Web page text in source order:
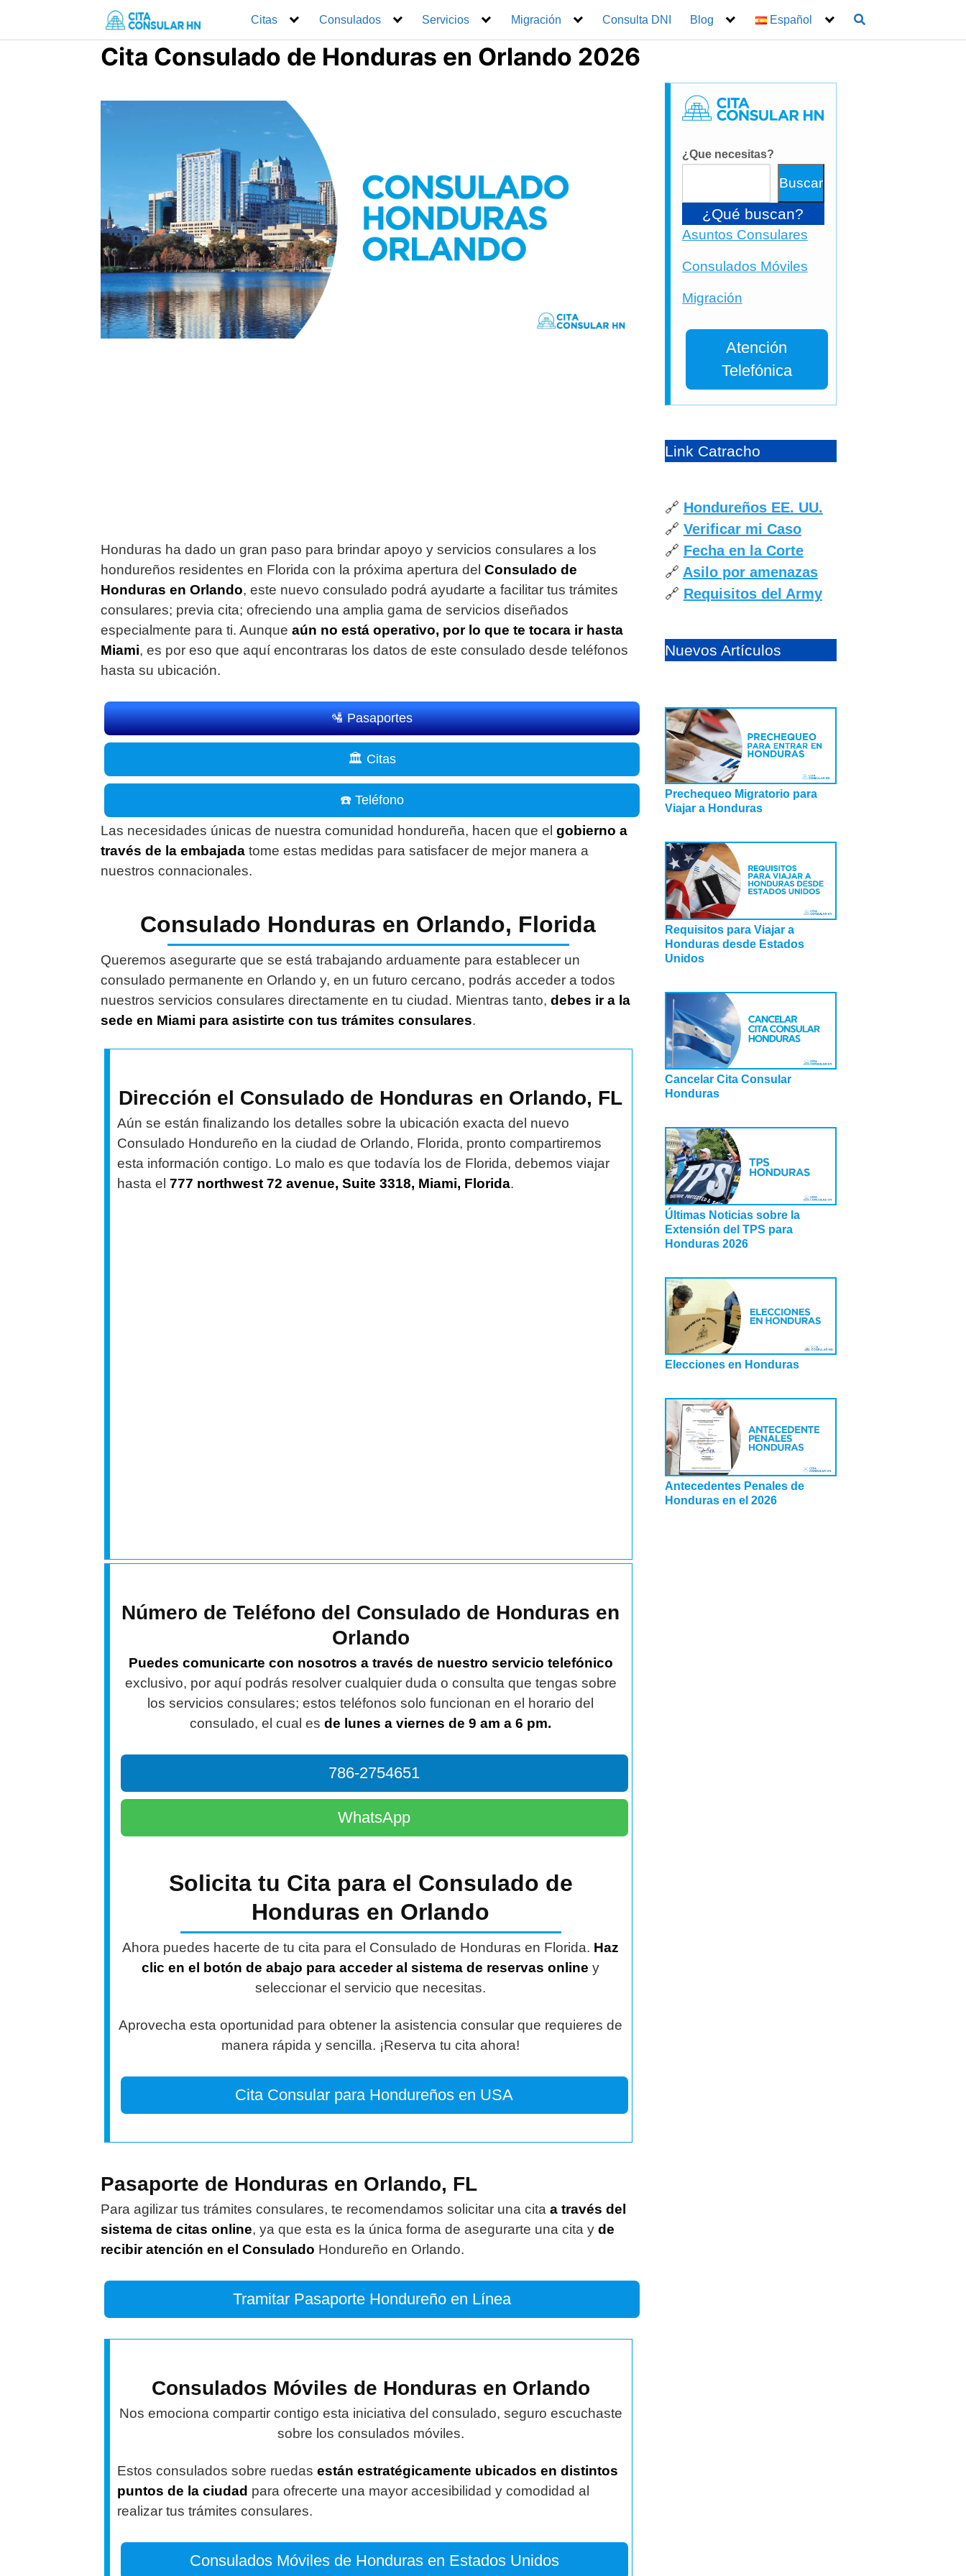
contenido
Citas Consulados Servicios Migración Consulta DNI Blog Español
Cita Consulado de Honduras en Orlando 2026
Honduras ha dado un gran paso para brindar apoyo y servicios consulares a los
hondureños residentes en Florida con la próxima apertura del Consulado de
Honduras en Orlando, este nuevo consulado podrá ayudarte a facilitar tus trámites
consulares; previa cita; ofreciendo una amplia gama de servicios diseñados
especialmente para ti. Aunque aún no está operativo, por lo que te tocara ir hasta
Miami, es por eso que aquí encontraras los datos de este consulado desde teléfonos
hasta su ubicación.
🛂 Pasaportes
🏛️ Citas
☎️ Teléfono
Las necesidades únicas de nuestra comunidad hondureña, hacen que el gobierno a
través de la embajada tome estas medidas para satisfacer de mejor manera a
nuestros connacionales.
Consulado Honduras en Orlando, Florida
Queremos asegurarte que se está trabajando arduamente para establecer un
consulado permanente en Orlando y, en un futuro cercano, podrás acceder a todos
nuestros servicios consulares directamente en tu ciudad. Mientras tanto, debes ir a la
sede en Miami para asistirte con tus trámites consulares.
Dirección el Consulado de Honduras en Orlando, FL
Aún se están finalizando los detalles sobre la ubicación exacta del nuevo
Consulado Hondureño en la ciudad de Orlando, Florida, pronto compartiremos
esta información contigo. Lo malo es que todavía los de Florida, debemos viajar
hasta el 777 northwest 72 avenue, Suite 3318, Miami, Florida.
Número de Teléfono del Consulado de Honduras en
Orlando
Puedes comunicarte con nosotros a través de nuestro servicio telefónico
exclusivo, por aquí podrás resolver cualquier duda o consulta que tengas sobre
los servicios consulares; estos teléfonos solo funcionan en el horario del
consulado, el cual esde lunes a viernes de 9 am a 6 pm.
786-2754651
WhatsApp
Solicita tu Cita para el Consulado de
Honduras en Orlando
Ahora puedes hacerte de tu cita para el Consulado de Honduras en Florida. Haz
clic en el botón de abajo para acceder al sistema de reservas online y
seleccionar el servicio que necesitas.
Aprovecha esta oportunidad para obtener la asistencia consular que requieres de
manera rápida y sencilla. ¡Reserva tu cita ahora!
Cita Consular para Hondureños en USA
Pasaporte de Honduras en Orlando, FL
Para agilizar tus trámites consulares, te recomendamos solicitar una cita a través del
sistema de citas online, ya que esta es la única forma de asegurarte una cita y de
recibir atención en el Consulado Hondureño en Orlando.
Tramitar Pasaporte Hondureño en Línea
Consulados Móviles de Honduras en Orlando
Nos emociona compartir contigo esta iniciativa del consulado, seguro escuchaste
sobre los consulados móviles.
Estos consulados sobre ruedas están estratégicamente ubicados en distintos
puntos de la ciudad para ofrecerte una mayor accesibilidad y comodidad al
realizar tus trámites consulares.
Consulados Móviles de Honduras en Estados Unidos
¿Que necesitas?
Buscar
¿Qué buscan?
Asuntos Consulares
Consulados Móviles
Migración
Atención
Telefónica
Link Catracho
🔗 Hondureños EE. UU.
🔗 Verificar mi Caso
🔗 Fecha en la Corte
🔗 Asilo por amenazas
🔗 Requisitos del Army
Nuevos Artículos
Prechequeo Migratorio para
Viajar a Honduras
Requisitos para Viajar a
Honduras desde Estados
Unidos
Cancelar Cita Consular
Honduras
Últimas Noticias sobre la
Extensión del TPS para
Honduras 2026
Elecciones en Honduras
Antecedentes Penales de
Honduras en el 2026